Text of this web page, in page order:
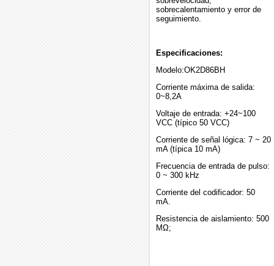
sobrecalentamiento y error de
seguimiento.
Especificaciones:
Modelo:OK2D86BH
Corriente máxima de salida:
0~8,2A
Voltaje de entrada: +24~100
VCC (típico 50 VCC)
Corriente de señal lógica: 7 ~ 20
mA (típica 10 mA)
Frecuencia de entrada de pulso:
0 ~ 300 kHz
Corriente del codificador: 50
mA.
Resistencia de aislamiento: 500
MΩ;